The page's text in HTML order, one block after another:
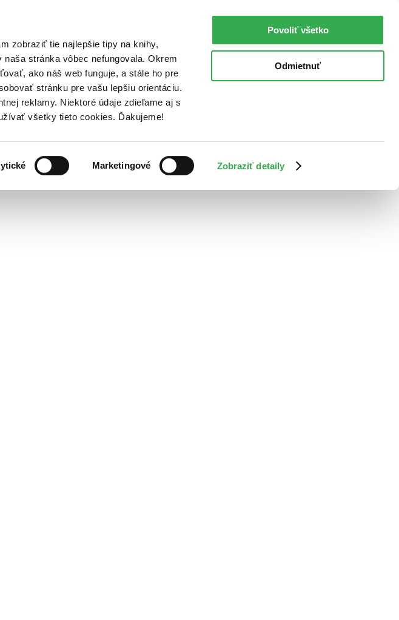
zobraziť tie najlepšie tipy na knihy,
stránka vôbec nefungovala. Okrem
ako náš web funguje, a stále ho pre
stránku pre vašu lepšiu orientáciu.
reklamy. Niektoré údaje zdieľame aj s
všetky tieto cookies. Ďakujeme!
Marketingové Zobraziť detaily
Povoliť všetko
Odmietnuť